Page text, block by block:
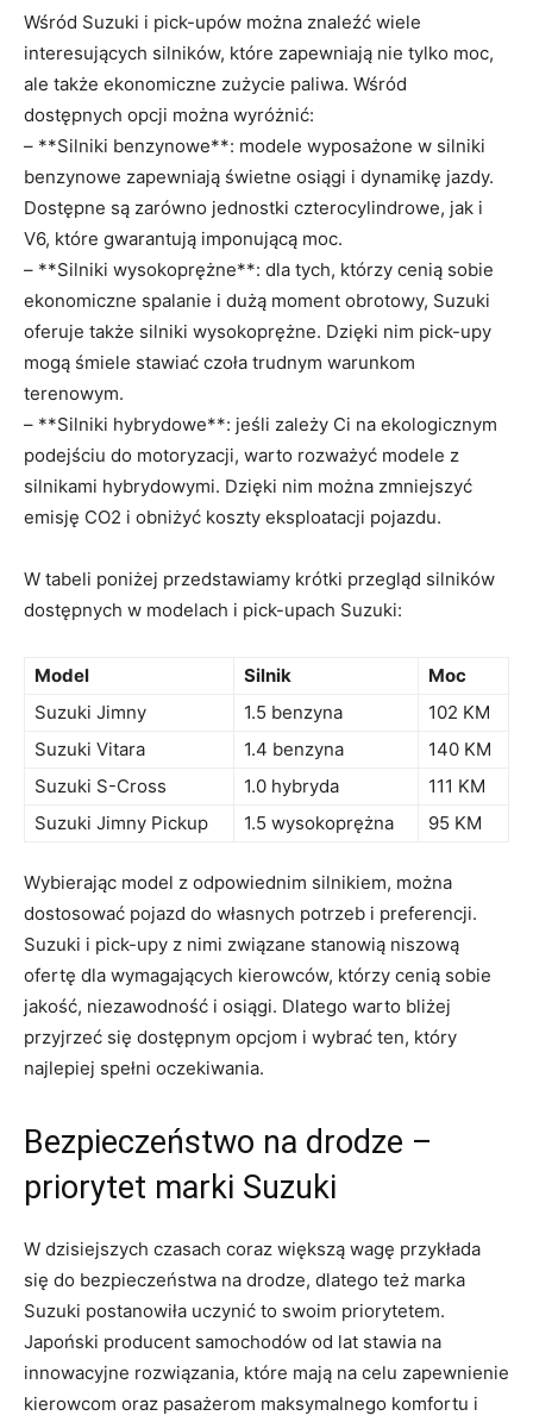
Wśród Suzuki i ⁣pick-upów można znaleźć wiele
interesujących‌ silników, które zapewniają nie⁤ tylko moc,
ale‍ także ekonomiczne ⁣zużycie paliwa.⁤ Wśród
dostępnych opcji można wyróżnić:
– **Silniki benzynowe**: modele wyposażone w silniki
benzynowe zapewniają świetne osiągi i dynamikę ⁣jazdy.
Dostępne są zarówno jednostki czterocylindrowe, jak i
V6, które gwarantują imponującą moc.
– **Silniki wysokoprężne**: dla tych, którzy cenią sobie
ekonomiczne⁣ spalanie i dużą moment obrotowy, Suzuki
oferuje⁤ także silniki wysokoprężne. Dzięki nim pick-upy
mogą⁢ śmiele stawiać czoła trudnym warunkom
terenowym.
– **Silniki hybrydowe**: jeśli zależy Ci ⁣na ekologicznym
podejściu do motoryzacji, warto rozważyć modele ⁢z
silnikami hybrydowymi. Dzięki⁢ nim⁢ można zmniejszyć
emisję CO2 i obniżyć koszty eksploatacji pojazdu.
W tabeli poniżej przedstawiamy krótki przegląd ‍silników
dostępnych w modelach i pick-upach Suzuki:
Model Silnik
Moc
Suzuki Jimny
1.5 benzyna
102 KM
Suzuki Vitara
1.4 benzyna
140 KM
Suzuki S-Cross
1.0 ⁢hybryda
111 KM
Suzuki⁣ Jimny Pickup
1.5 wysokoprężna 95 KM
Wybierając model z odpowiednim ⁤silnikiem,​ można​
dostosować pojazd do własnych potrzeb i preferencji.
Suzuki i pick-upy z nimi związane stanowią niszową
ofertę dla‍ wymagających kierowców,⁢ którzy cenią sobie
jakość, ⁢niezawodność i⁣ osiągi. Dlatego warto bliżej
przyjrzeć się dostępnym opcjom i wybrać ten, który
najlepiej spełni oczekiwania.
Bezpieczeństwo‌ na drodze –
priorytet marki Suzuki
W⁣ dzisiejszych czasach⁣ coraz większą wagę przykłada
się do bezpieczeństwa na drodze, dlatego też marka
Suzuki postanowiła uczynić​ to swoim priorytetem.
Japoński producent ⁢samochodów⁢ od ⁣lat stawia na‌
innowacyjne rozwiązania, które ⁤mają na celu zapewnienie
kierowcom oraz pasażerom maksymalnego komfortu i